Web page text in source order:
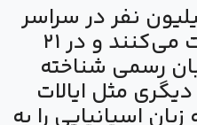
بیش از ۵۰۰ میلیون نفر در سراسر
دنیا به این زبان صحبت می‌کنند و در ۲۱
رسمی شناخته
مثل ایالات
اسپانیایی را به